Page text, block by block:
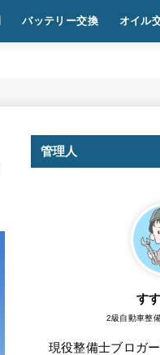
バッテリー交換 オイル
管理人
す
2級自動車整
現役整備士ブロガ